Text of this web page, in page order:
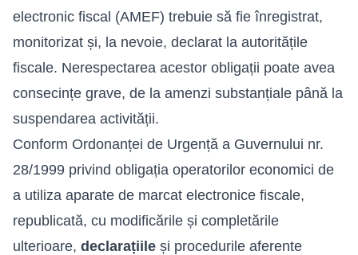
electronic fiscal (AMEF) trebuie să fie înregistrat,
monitorizat și, la nevoie, declarat la autoritățile
fiscale. Nerespectarea acestor obligații poate avea
consecințe grave, de la amenzi substanțiale până la
suspendarea activității.
Conform Ordonanței de Urgență a Guvernului nr.
28/1999 privind obligația operatorilor economici de
a utiliza aparate de marcat electronice fiscale,
republicată, cu modificările și completările
ulterioare, declarațiile și procedurile aferente